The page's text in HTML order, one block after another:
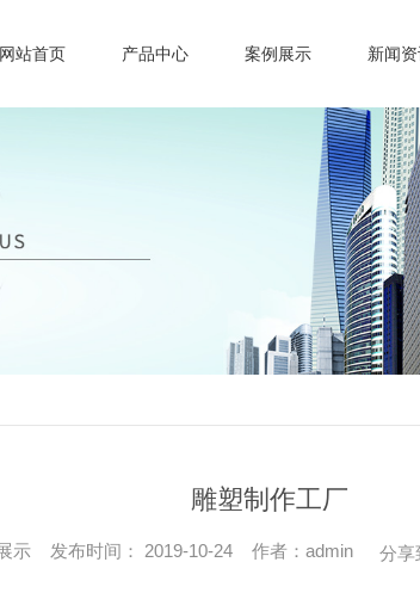
网站首页 产品中心 案例展示 新闻
雕塑制作工厂
示 发布时间： 2019-10-24 作者：admin 分享